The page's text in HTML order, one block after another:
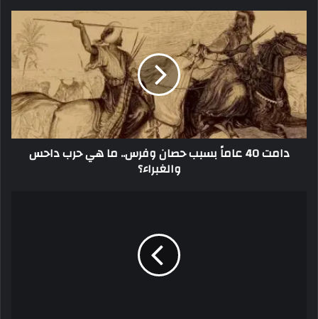
دامت 40 عاماً بسبب حصان وفرس.. ما هي حرب داحس
والغبراء؟